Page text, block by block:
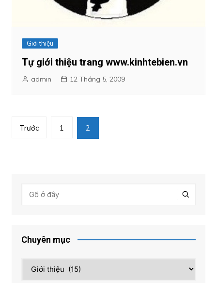
Giới thiệu
Tự giới thiệu trang www.kinhtebien.vn
admin 12 Tháng 5, 2009
Phân
Trước 1 2
Chuyên mục
mục